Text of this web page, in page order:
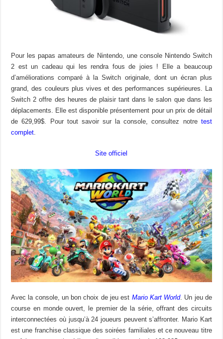
Pour les papas amateurs de Nintendo, une console Nintendo Switch
2 est un cadeau qui les rendra fous de joies ! Elle a beaucoup
d’améliorations comparé à la Switch originale, dont un écran plus
grand, des couleurs plus vives et des performances supérieures. La
Switch 2 offre des heures de plaisir tant dans le salon que dans les
déplacements. Elle est disponible présentement pour un prix de détail
de 629,99$. Pour tout savoir sur la console, consultez notre test
complet.
Site officiel
Avec la console, un bon choix de jeu est Mario Kart World. Un jeu de
course en monde ouvert, le premier de la série, offrant des circuits
interconnectées où jusqu’à 24 joueurs peuvent s’affronter. Mario Kart
est une franchise classique des soirées familiales et ce nouveau titre